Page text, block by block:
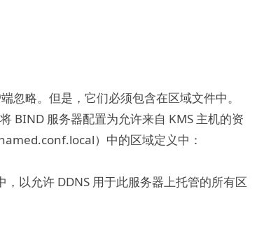
忽略。但是，它们必须包含在区域文件中。
BIND 服务器配置为允许来自 KMS 主机的资
）中的区域定义中：
以允许 DDNS 用于此服务器上托管的所有区